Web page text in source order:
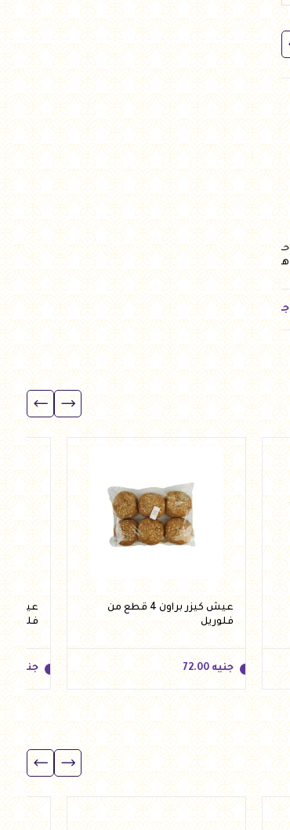
حلاوة طحينية 250 جرام من
هيلثي اند تيستي
جنيه 110.00
جنيه 110.00
أضف للسلة
كراكرز كيتو 60 جرام من فلوريل
جنيه 88.00
جنيه 88.00
أضف للسلة
عيش كيزر براون 4 قطع من
فلوريل
جنيه 72.00
جنيه 72.00
أضف للسلة
فلوريل
جنيه
جنيه